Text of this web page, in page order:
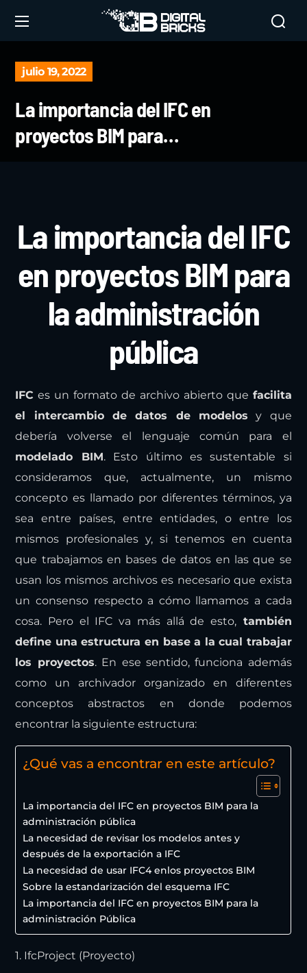
julio 19, 2022
La importancia del IFC en
proyectos BIM para…
La importancia del IFC
en proyectos BIM para
la administración
pública
IFC es un formato de archivo abierto que facilita
el intercambio de datos de modelos y que
debería volverse el lenguaje común para el
modelado BIM. Esto último es sustentable si
consideramos que, actualmente, un mismo
concepto es llamado por diferentes términos, ya
sea entre países, entre entidades, o entre los
mismos profesionales y, si tenemos en cuenta
que trabajamos en bases de datos en las que se
usan los mismos archivos es necesario que exista
un consenso respecto a cómo llamamos a cada
cosa. Pero el IFC va más allá de esto,también
define una estructura en base a la cual trabajar
los proyectos. En ese sentido, funciona además
como un archivador organizado en diferentes
conceptos abstractos en donde podemos
encontrar la siguiente estructura:
¿Qué vas a encontrar en este artículo?
La importancia del IFC en proyectos BIM para la
administración pública
La necesidad de revisar los modelos antes y
después de la exportación a IFC
La necesidad de usar IFC4 enlos proyectos BIM
Sobre la estandarización del esquema IFC
La importancia del IFC en proyectos BIM para la
administración Pública
1. IfcProject (Proyecto)